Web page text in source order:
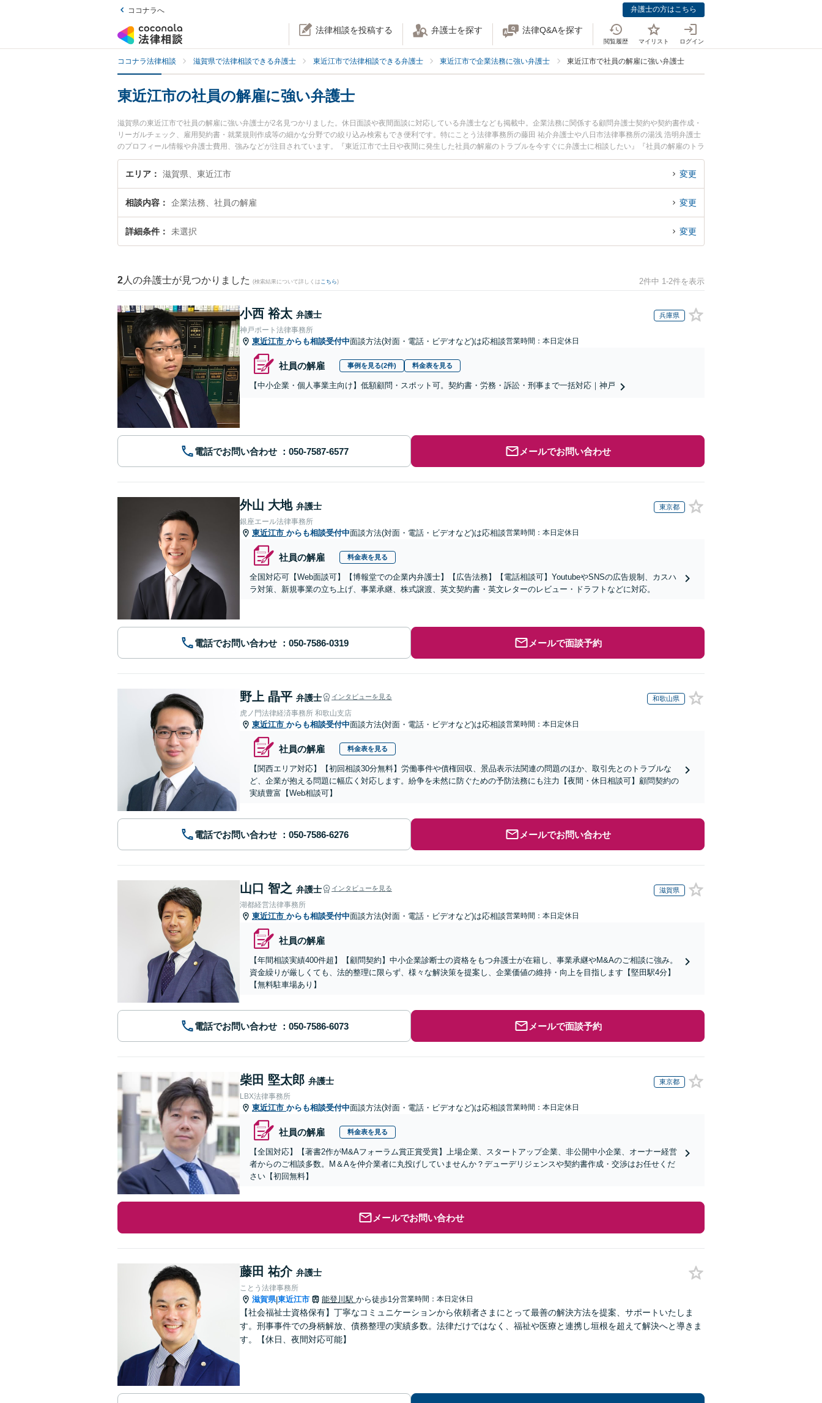
ココナラへ 弁護士の方はこちら
法律相談を投稿する 弁護士を探す 法律Q&Aを探す
閲覧履歴 マイリスト ログイン
ココナラ法律相談 滋賀県で法律相談できる弁護士 東近江市で法律相談できる弁護士 東近江市で企業法務に強い弁護士 東近江市で社員の解雇に強い弁護士
東近江市の社員の解雇に強い弁護士
滋賀県の東近江市で社員の解雇に強い弁護士が2名見つかりました。休日面談や夜間面談に対応している弁護士なども掲載中。企業法務に関係する顧問弁護士契約や契約書作成・
リーガルチェック、雇用契約書・就業規則作成等の細かな分野での絞り込み検索もでき便利です。特にことう法律事務所の藤田 祐介弁護士や八日市法律事務所の湯浅 浩明弁護士
のプロフィール情報や弁護士費用、強みなどが注目されています。『東近江市で土日や夜間に発生した社員の解雇のトラブルを今すぐに弁護士に相談したい』『社員の解雇のトラ
ブル解決の実績豊富な近くの弁護士を検索したい』『初回相談無料で社員の解雇を法律相談できる東近江市内の弁護士に相談予約したい』などでお困りの相談者さんにおすすめで
す。エリア 滋賀県、東近江市 変更
相談内容 企業法務、社員の解雇 変更
詳細条件 未選択 変更
2 人の弁護士が見つかりました (検索結果について詳しくは こちら) 2件中 1-2件を表示
小西 裕太 弁護士 兵庫県
神戸ポート法律事務所
東近江市 からも相談受付中面談方法(対面・電話・ビデオなど)は応相談営業時間：本日定休日
社員の解雇 事例を見る(2件) 料金表を見る
【中小企業・個人事業主向け】低額顧問・スポット可。契約書・労務・訴訟・刑事まで一括対応｜神戸
電話でお問い合わせ メールでお問い合わせ
外山 大地 弁護士 東京都
銀座エール法律事務所
東近江市 からも相談受付中面談方法(対面・電話・ビデオなど)は応相談営業時間：本日定休日
社員の解雇 料金表を見る
全国対応可【Web面談可】【博報堂での企業内弁護士】【広告法務】【電話相談可】YoutubeやSNSの広告規制、カスハ
ラ対策、新規事業の立ち上げ、事業承継、株式譲渡、英文契約書・英文レターのレビュー・ドラフトなどに対応。
電話でお問い合わせ メールで面談予約
野上 晶平 弁護士 インタビューを見る 和歌山県
虎ノ門法律経済事務所 和歌山支店
東近江市 からも相談受付中面談方法(対面・電話・ビデオなど)は応相談営業時間：本日定休日
社員の解雇 料金表を見る
【関西エリア対応】【初回相談30分無料】労働事件や債権回収、景品表示法関連の問題のほか、取引先とのトラブルな
ど、企業が抱える問題に幅広く対応します。紛争を未然に防ぐための予防法務にも注力【夜間・休日相談可】顧問契約の
実績豊富【Web相談可】
電話でお問い合わせ メールでお問い合わせ
山口 智之 弁護士 インタビューを見る 滋賀県
湖都経営法律事務所
東近江市 からも相談受付中面談方法(対面・電話・ビデオなど)は応相談営業時間：本日定休日
社員の解雇
【年間相談実績400件超】【顧問契約】中小企業診断士の資格をもつ弁護士が在籍し、事業承継やM&Aのご相談に強み。
資金繰りが厳しくても、法的整理に限らず、様々な解決策を提案し、企業価値の維持・向上を目指します【堅田駅4分】
【無料駐車場あり】
電話でお問い合わせ メールで面談予約
柴田 堅太郎 弁護士 東京都
LBX法律事務所
東近江市 からも相談受付中面談方法(対面・電話・ビデオなど)は応相談営業時間：本日定休日
社員の解雇 料金表を見る
【全国対応】【著書2作がM&Aフォーラム賞正賞受賞】上場企業、スタートアップ企業、非公開中小企業、オーナー経営
者からのご相談多数。M＆Aを仲介業者に丸投げしていませんか？デューデリジェンスや契約書作成・交渉はお任せくだ
さい【初回無料】
メールでお問い合わせ
藤田 祐介 弁護士
ことう法律事務所
滋賀県|東近江市 能登川駅 から徒歩1分営業時間：本日定休日
【社会福祉士資格保有】丁寧なコミュニケーションから依頼者さまにとって最善の解決方法を提案、サポートいたしま
す。刑事事件での身柄解放、債務整理の実績多数。法律だけではなく、福祉や医療と連携し垣根を超えて解決へと導きま
す。【休日、夜間対応可能】